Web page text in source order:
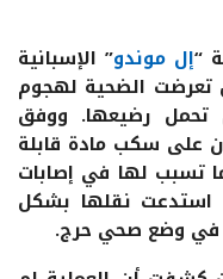
“إل موندو” الإسبانية
تعرضت الضحية لهجوم
تحمل رضيعها. ووفق
على سكب مادة قابلة
تسبب لها في إصابات
نقلها بشكل
في وضع صحي حرج.